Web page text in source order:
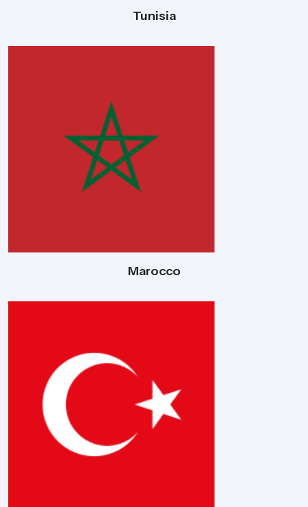
Tunisia
Marocco